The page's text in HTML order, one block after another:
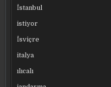
İstanbul
istiyor
İsviçre
italya
ılıcalı